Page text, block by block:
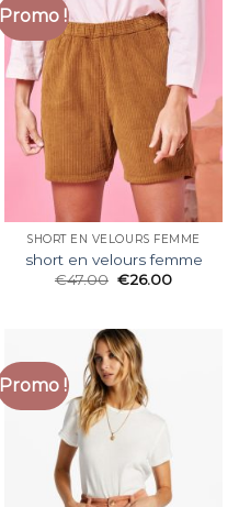
Promo !
SHORT EN VELOURS FEMME
short en velours femme
€47.00 €26.00
Promo !